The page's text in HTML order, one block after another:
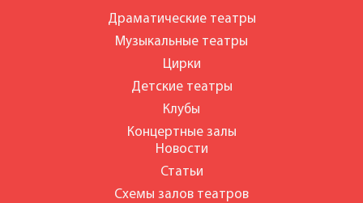
Драматические театры
Музыкальные театры
Цирки
Детские театры
Клубы
Концертные залы
Новости
Статьи
Схемы залов театров